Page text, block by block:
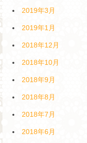
2019年3月
2019年1月
2018年12月
2018年10月
2018年9月
2018年8月
2018年7月
2018年6月